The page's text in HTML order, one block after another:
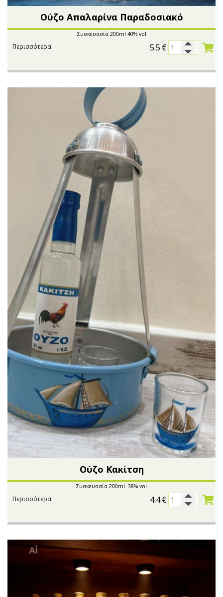
Ούζο Απαλαρίνα Παραδοσιακό
Συσκευασία 200ml 40% vol
5.5 €
Περισσότερα
Oύζο Κακίτση
Συσκευασία 200ml 38% vol
4.4€
Περισσότερα